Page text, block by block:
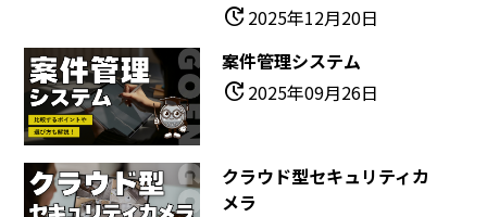
update2025年12月20日
案件管理システム
update2025年09月26日
クラウド型セキュリティカ
メラ